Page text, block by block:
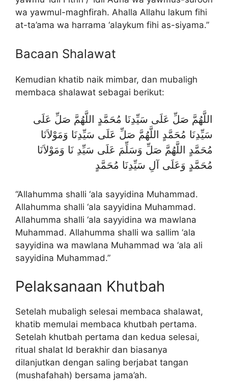
wa yawmul-maghfirah. Ahalla Allahu lakum fihi
at-ta’ama wa harrama ‘alaykum fihi as-siyama.”
Bacaan Shalawat
Kemudian khatib naik mimbar, dan mubaligh
membaca shalawat sebagai berikut:
اللَّهُمَّ صَلِّ عَلَى سَيِّدِنَا مُحَمَّدٍ اللَّهُمَّ صَلِّ عَلَى
سَيِّدِنَا مُحَمَّدٍ اللَّهُمَّ صَلِّ عَلَى سَيِّدِنَا وَمَوْلاَنَا
مُحَمَّدٍ اللَّهُمَّ صَلِّ وَسَلِّمَ عَلَى سَيِّدِ نَا وَمَوْلاَنَا
مُحَمَّدٍ وَعَلَى آلِ سَيِّدِنَا مُحَمَّدٍ
“Allahumma shalli ‘ala sayyidina Muhammad.
Allahumma shalli ‘ala sayyidina Muhammad.
Allahumma shalli ‘ala sayyidina wa mawlana
Muhammad. Allahumma shalli wa sallim ‘ala
sayyidina wa mawlana Muhammad wa ‘ala ali
sayyidina Muhammad.”
Pelaksanaan Khutbah
Setelah mubaligh selesai membaca shalawat,
khatib memulai membaca khutbah pertama.
Setelah khutbah pertama dan kedua selesai,
ritual shalat Id berakhir dan biasanya
dilanjutkan dengan saling berjabat tangan
(mushafahah) bersama jama’ah.